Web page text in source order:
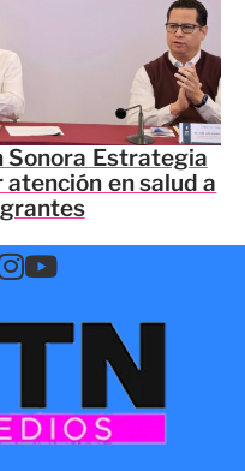
Sonora Estrategia
en salud a